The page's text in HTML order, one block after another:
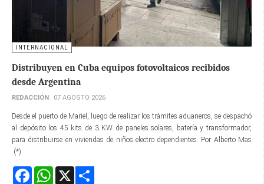
INTERNACIONAL
Distribuyen en Cuba equipos fotovoltaicos recibidos
desde Argentina
REDACCIÓN 07 AGOSTO 2026
Desde el puerto de Mariel, luego de realizar los trámites aduaneros, se despachó
al depósito los 45 kits de 3 KW de paneles solares, batería y transformador,
para distribuirse en viviendas de niños electro dependientes. Por Alberto Mas
(*)
FacebookWhatsApp